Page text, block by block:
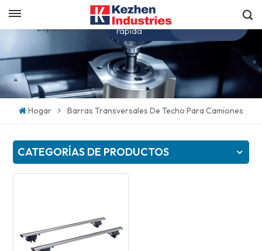
Español
English
Obtenga una cotización
rápida
Hogar Barras Transversales De Techo Para Camiones
CATEGORÍAS DE PRODUCTOS